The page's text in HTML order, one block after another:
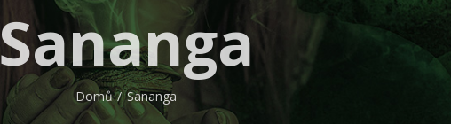
Sananga
Domů Sananga